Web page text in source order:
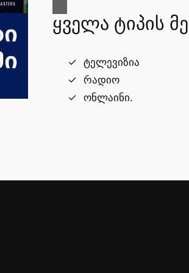
ყველა ტიპის
ტელევიზია
რადიო
ონლაინი.